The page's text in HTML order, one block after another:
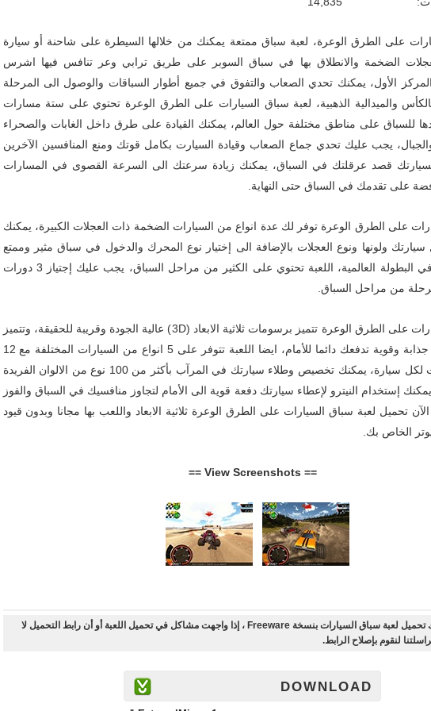
على الطرق الوعرة، لعبة سباق ممتعة يمكنك من خلالها السيطرة على شاحنة أو سيارة
الضخمة والانطلاق بها في سباق السوبر على طريق ترابي وعر تنافس فيها اشرس
الأول، يمكنك تحدي الصعاب والتفوق في جميع أطوار السباقات والوصول الى المرحلة
بالكأس والميدالية الذهبية، لعبة سباق السيارات على الطرق الوعرة تحتوي على ستة مسارات
للسباق على مناطق مختلفة حول العالم، يمكنك القيادة على طرق داخل الغابات والصحراء
يجب عليك تحدي جماع الصعاب وقيادة السيارت بكامل قوتك ومنع المنافسين الآخرين
قصد عرقلتك في السباق، يمكنك زيادة سرعتك الى السرعة القصوى في المسارات
على تقدمك في السباق حتى النهاية.
على الطرق الوعرة توفر لك عدة انواع من السيارات الضخمة ذات العجلات الكبيرة، يمكنك
سيارتك ولونها ونوع العجلات بالإضافة الى إختيار نوع المحرك والدخول في سباق مثير وممتع
من اجل الفوز في البطولة العالمية، اللعبة تحتوي على الكثير من مراحل السباق، يجب عليك إجتياز 3 دورات
من مراحل السباق.
لعبة سباق السيارات على الطرق الوعرة تتميز برسومات ثلاثية الابعاد (3D) عالية الجودة وقريبة للحقيقة، وتتميز
بمؤثرات صوتية جذابة وقوية تدفعك دائما للأمام، ايضا اللعبة تتوفر على 5 انواع من السيارات المختلفة مع 12
نوع من الترقيات لكل سيارة، يمكنك تخصيص وطلاء سيارتك في المرآب بأكثر من 100 نوع من الالوان الفريدة
إستخدام النيترو لإعطاء سيارتك دفعة قوية الى الأمام لتجاوز منافسيك في السباق والفوز
تحميل لعبة سباق السيارات على الطرق الوعرة ثلاثية الابعاد واللعب بها مجانا وبدون قيود
الخاص بك.
== View Screenshots ==
أنت على وشك تحميل لعبة سباق السيارات بنسخة Freeware ، إذا واجهت مشاكل في تحميل اللعبة أو أن رابط التحميل لا
لنقوم بإصلاح الرابط.
DOWNLOAD